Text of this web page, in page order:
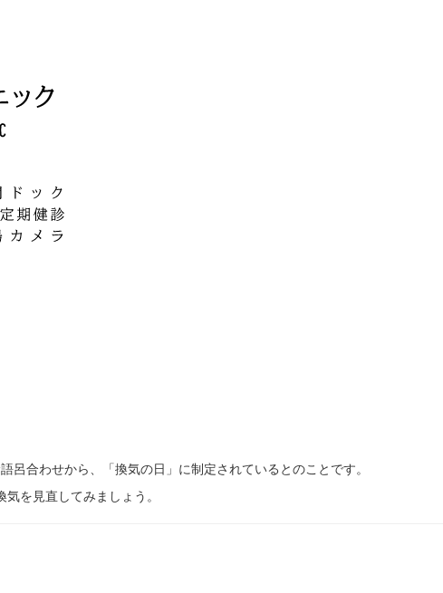
呂合わせから、「換気の日」に制定されているとのことです。
を見直してみましょう。